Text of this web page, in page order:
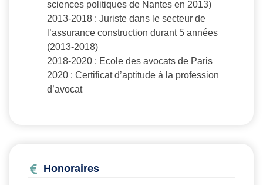
sciences politiques de Nantes en 2013)
2013-2018 : Juriste dans le secteur de
l’assurance construction durant 5 années
(2013-2018)
2018-2020 : Ecole des avocats de Paris
2020 : Certificat d’aptitude à la profession
d’avocat
Honoraires